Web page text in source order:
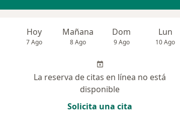
Hoy
7 Ago
Mañana
8 Ago
Dom
9 Ago
Lun
10 Ago
La reserva de citas en línea no está
disponible
Solicita una cita